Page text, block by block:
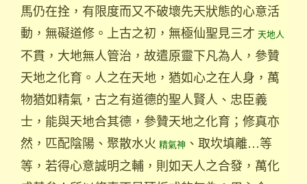
馬仍在拴，有限度而又不破壞先天狀態的心意活
動，無礙道修。上古之初，無極仙聖見三才 天地人
不貫，大地無人管治，故遣原靈下凡為人，參贊
天地之化育。人之在天地，猶如心之在人身，萬
物猶如精氣，古之有道德的聖人賢人、忠臣義
士，能與天地合其德，參贊天地之化育；修真亦
然，匹配陰陽、聚散水火 精氣神 、取坎填離…等
等，若得心意誠明之輔，則如天人之合發，萬化